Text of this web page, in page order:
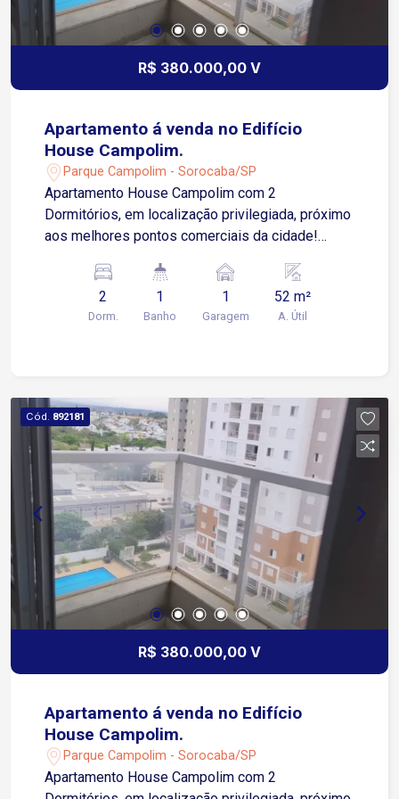
R$ 380.000,00 V
Apartamento á venda no Edifício
House Campolim.
Parque Campolim - Sorocaba/SP
Apartamento House Campolim com 2
Dormitórios, em localização privilegiada, próximo
aos melhores pontos comerciais da cidade!
iluminado, salas e cozinha com excelente
infraestrutura, 2 dormitórios, sala com varanda,
cozinha, banheiro e garagem, todos os ambientes
todos os condôminos, 02 elevadores, salão de
festa e uma excelente garagem coberta.
2
Dorm.
1
Banho
1
Garagem
52 m²
A. Útil
Cód. 892181
R$ 380.000,00 V
Apartamento á venda no Edifício
House Campolim.
Parque Campolim - Sorocaba/SP
Apartamento House Campolim com 2